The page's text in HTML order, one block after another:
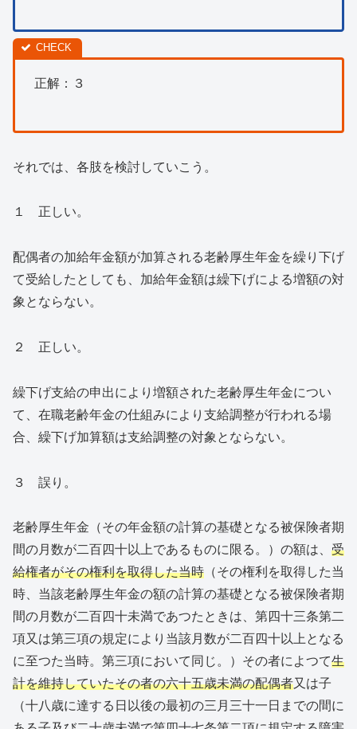
正解：３
それでは、各肢を検討していこう。
１ 正しい。
配偶者の加給年金額が加算される老齢厚生年金を繰り下げ
て受給したとしても、加給年金額は繰下げによる増額の対
象とならない。
２ 正しい。
繰下げ支給の申出により増額された老齢厚生年金につい
て、在職老齢年金の仕組みにより支給調整が行われる場
合、繰下げ加算額は支給調整の対象とならない。
３ 誤り。
老齢厚生年金（その年金額の計算の基礎となる被保険者期
間の月数が二百四十以上であるものに限る。）の額は、 受
給権者がその権利を取得した当時 （その権利を取得した当
時、当該老齢厚生年金の額の計算の基礎となる被保険者期
間の月数が二百四十未満であつたときは、第四十三条第二
項又は第三項の規定により当該月数が二百四十以上となる
に至つた当時。第三項において同じ。）その者によつて生
計を維持していたその者の六十五歳未満の配偶者又は子
（十八歳に達する日以後の最初の三月三十一日までの間に